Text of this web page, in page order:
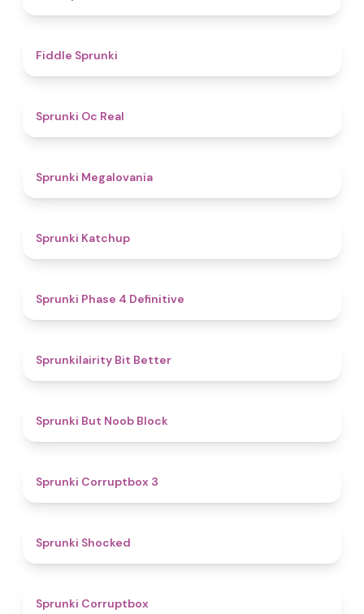
Fiddle Sprunki
Sprunki Oc Real
Sprunki Megalovania
Sprunki Katchup
Sprunki Phase 4 Definitive
Sprunkilairity Bit Better
Sprunki But Noob Block
Sprunki Corruptbox 3
Sprunki Shocked
Sprunki Corruptbox